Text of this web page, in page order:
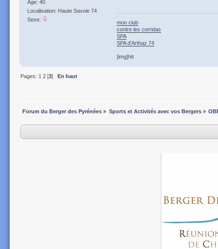
Age: 40
Localisation: Haute Savoie 74
Sexe:
mon club
contre les corridas
SPA
SPA d'Arthaz 74
[img]htt
Pages: 1 2 [3]En haut
Forum du Berger des Pyrénées » Sports et Activités avec vos Bergers»